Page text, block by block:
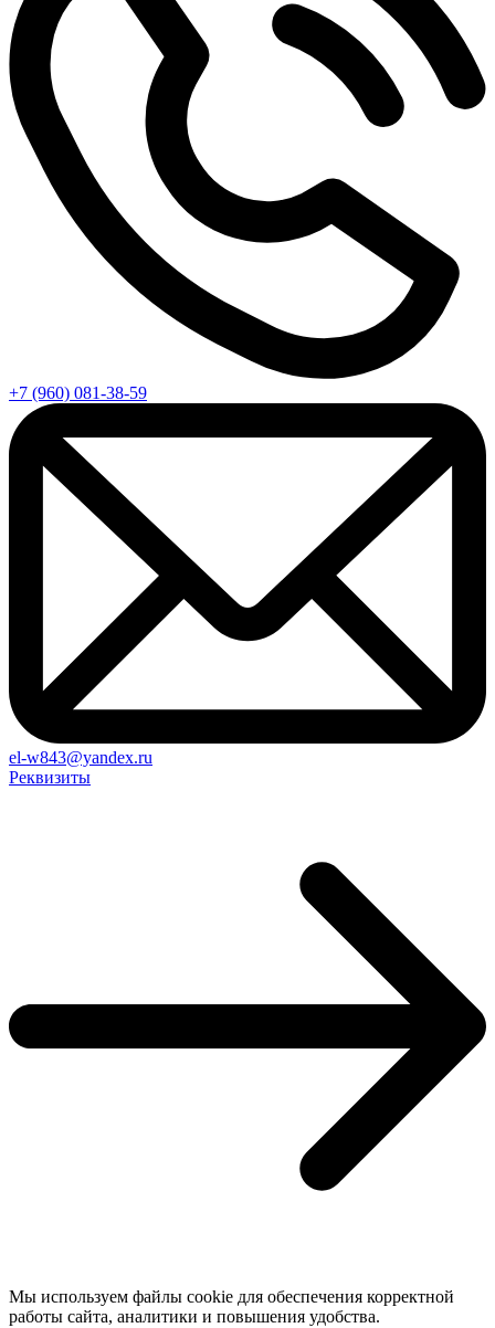
+7 (960) 081-38-59
el-w843@yandex.ru
Реквизиты
Мы используем файлы cookie для обеспечения корректной
работы сайта, аналитики и повышения удобства.